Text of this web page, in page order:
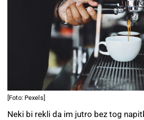
[Foto: Pexels]
Neki bi rekli da im jutro bez tog